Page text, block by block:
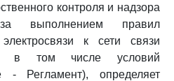
контроля и надзора
выполнением правил
к сети связи
в том числе условий
- Регламент), определяет